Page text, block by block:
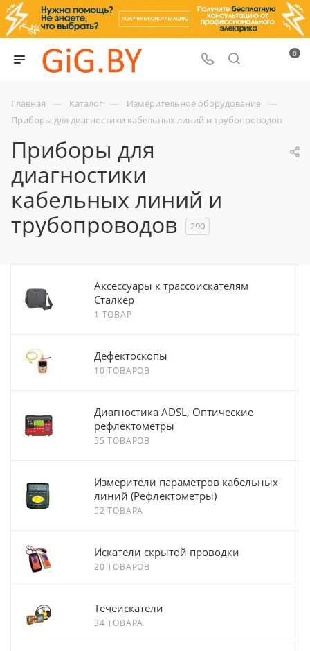
0
Главная — Каталог — Измерительное оборудование —
Приборы для диагностики кабельных линий и трубопроводов
Приборы для
диагностики
кабельных линий и
трубопроводов
290
Аксессуары к трассоискателям
Сталкер
1 ТОВАР
Дефектоскопы
10 ТОВАРОВ
Диагностика ADSL, Оптические
рефлектометры
55 ТОВАРОВ
Измерители параметров кабельных
линий (Рефлектометры)
52 ТОВАРА
Искатели скрытой проводки
20 ТОВАРОВ
Течеискатели
34 ТОВАРА